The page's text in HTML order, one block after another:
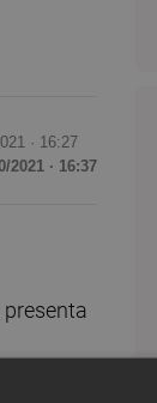
· 16:27
2021 · 16:37